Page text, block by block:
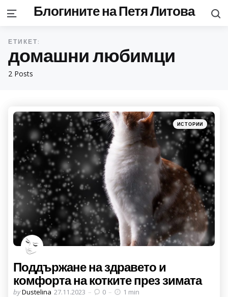
MenuБлогините на Петя Литова
2 Posts
ЕТИКЕТ:
домашни любимци
Categories
Posted
in
ИСТОРИИ
Поддържане на здравето и
комфорта на котките през зимата
Posted
byDustelina 27.11.2023 0 1 min